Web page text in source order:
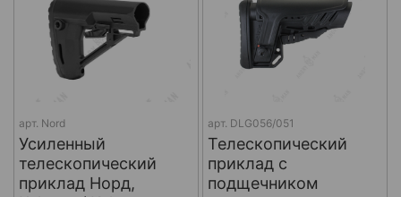
арт. Nord
Усиленный
телескопический
приклад Норд,
арт. DLG056/051
Телескопический
приклад с
подщечником